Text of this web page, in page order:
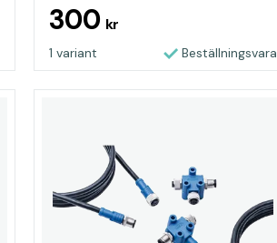
300 kr
1 variant Beställningsvara